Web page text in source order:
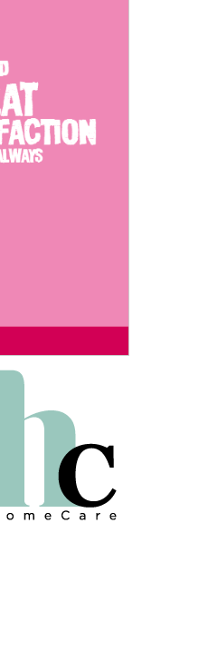
non fa
nessuno”